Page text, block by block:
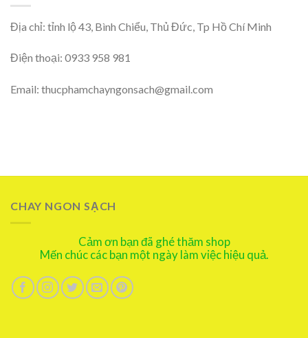
Địa chỉ: tỉnh lộ 43, Bình Chiểu, Thủ Đức, Tp Hồ Chí Minh
Điện thoại: 0933 958 981
Email: thucphamchayngonsach@gmail.com
CHAY NGON SẠCH
Cảm ơn bạn đã ghé thăm shop
Mến chúc các bạn một ngày làm việc hiệu quả.